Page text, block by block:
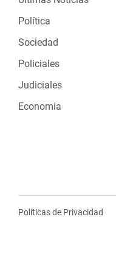
Política
Sociedad
Policiales
Judiciales
Economia
Políticas de Privacidad